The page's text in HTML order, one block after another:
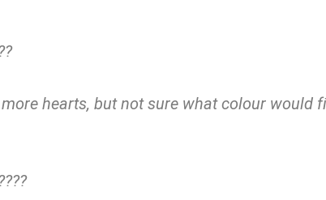
hearts, but not sure what colour would